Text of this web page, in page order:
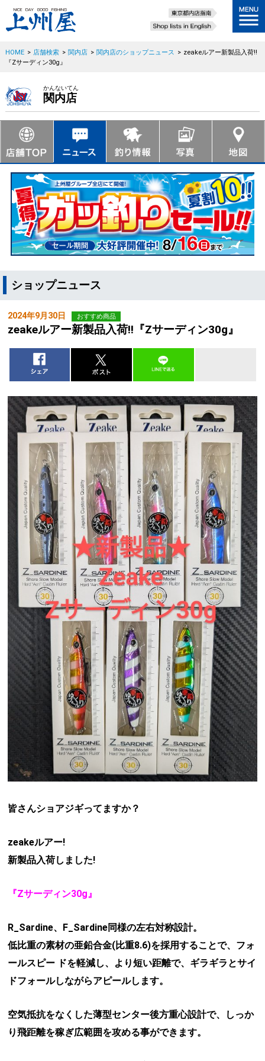
HOME > 店舗検索 > 関内店 > 関内店のショップニュース > zeakeルアー新製品入荷!!
『Zサーディン30g』
かんないてん
関内店
ショップニュース
2024年9月30日 おすすめ商品
zeakeルアー新製品入荷!!『Zサーディン30g』
皆さんショアジギってますか？
zeakeルアー!
新製品入荷しました!
『Zサーディン30g』
R_Sardine、F_Sardine同様の左右対称設計。
低比重の素材の亜鉛合金(比重8.6)を採用することで、フォ
ールスピー ドを軽減し、より短い距離で、ギラギラとサイ
ドフォールしながらアピールします。
空気抵抗をなくした薄型センター後方重心設計で、しっか
り飛距離を稼ぎ広範囲を攻める事ができます。